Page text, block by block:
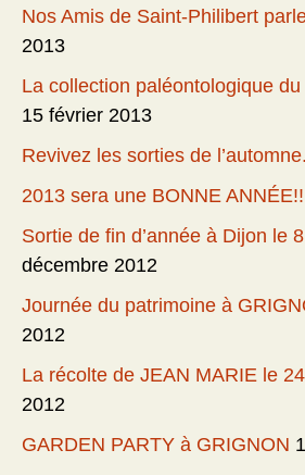
Nos Amis de Saint-Philibert
2013
La collection paléontologique
15 février 2013
Revivez les sorties de l’automne.
2013 sera une BONNE ANNÉE!!
Sortie de fin d’année à Dijon le
décembre 2012
Journée du patrimoine à
2012
La récolte de JEAN MARIE le
2012
GARDEN PARTY à GRIGNON